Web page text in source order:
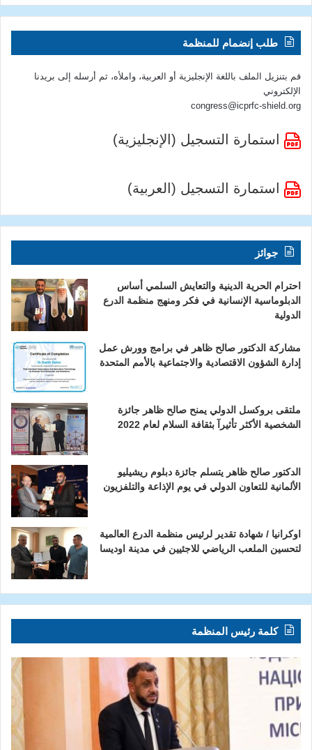
طلب إنضمام للمنظمة
قم بتنزيل الملف باللغة الإنجليزية أو العربية، واملأه، ثم أرسله إلى بريدنا
الإلكتروني
congress@icprfc-shield.org
استمارة التسجيل (الإنجليزية)
استمارة التسجيل (العربية)
جوائز
احترام الحرية الدينية والتعايش السلمي أساس
الدبلوماسية الإنسانية في فكر ومنهج منظمة الدرع
الدولية
مشاركة الدكتور صالح ظاهر في برامج وورش عمل
إدارة الشؤون الاقتصادية والاجتماعية بالأمم المتحدة
ملتقى بروكسل الدولي يمنح صالح ظاهر جائزة
الشخصية الأكثر تأثيرآ بثقافة السلام لعام 2022
الدكتور صالح ظاهر يتسلم جائزة دبلوم ريشيليو
الألمانية للتعاون الدولي في يوم الإذاعة والتلفزيون
اوكرانيا / شهادة تقدير لرئيس منظمة الدرع العالمية
لتحسين الملعب الرياضي للاجئيين في مدينة اوديسا
كلمة رئيس المنظمة